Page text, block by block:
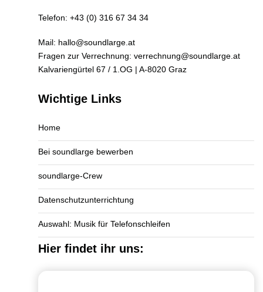
Telefon: +43 (0) 316 67 34 34
Mail: hallo@soundlarge.at
Fragen zur Verrechnung: verrechnung@soundlarge.at
Kalvariengürtel 67 / 1.OG | A-8020 Graz
Wichtige Links
Home
Bei soundlarge bewerben
soundlarge-Crew
Datenschutzunterrichtung
Auswahl: Musik für Telefonschleifen
Hier findet ihr uns: